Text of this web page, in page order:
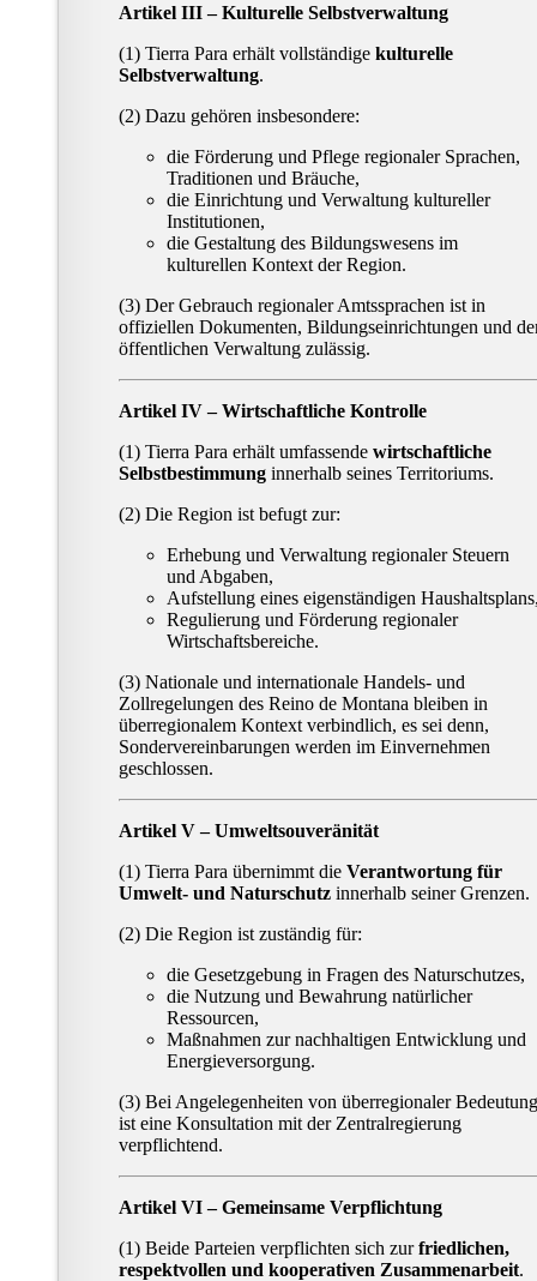
Artikel III – Kulturelle Selbstverwaltung
(1) Tierra Para erhält vollständige kulturelle
Selbstverwaltung.
(2) Dazu gehören insbesondere:
die Förderung und Pflege regionaler Sprachen,
Traditionen und Bräuche,
die Einrichtung und Verwaltung kultureller
Institutionen,
die Gestaltung des Bildungswesens im
kulturellen Kontext der Region.
(3) Der Gebrauch regionaler Amtssprachen ist in
offiziellen Dokumenten, Bildungseinrichtungen und
öffentlichen Verwaltung zulässig.
Artikel IV – Wirtschaftliche Kontrolle
(1) Tierra Para erhält umfassende wirtschaftliche
Selbstbestimmung innerhalb seines Territoriums.
(2) Die Region ist befugt zur:
Erhebung und Verwaltung regionaler Steuern
und Abgaben,
Aufstellung eines eigenständigen
Regulierung und Förderung regionaler
Wirtschaftsbereiche.
(3) Nationale und internationale Handels- und
Zollregelungen des Reino de Montana bleiben in
überregionalem Kontext verbindlich, es sei denn,
Sondervereinbarungen werden im Einvernehmen
geschlossen.
Artikel V – Umweltsouveränität
(1) Tierra Para übernimmt die Verantwortung für
Umwelt- und Naturschutz innerhalb seiner Grenzen.
(2) Die Region ist zuständig für:
die Gesetzgebung in Fragen des Naturschutzes,
die Nutzung und Bewahrung natürlicher
Ressourcen,
Maßnahmen zur nachhaltigen Entwicklung und
Energieversorgung.
(3) Bei Angelegenheiten von überregionaler Bedeutung
ist eine Konsultation mit der Zentralregierung
verpflichtend.
Artikel VI – Gemeinsame Verpflichtung
(1) Beide Parteien verpflichten sich zurfriedlichen,
respektvollen und kooperativen Zusammenarbeit.